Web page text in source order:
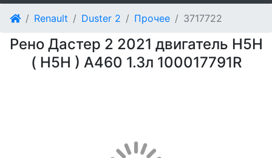
Renault Duster 2 Прочее 3717722
Рено Дастер 2 2021 двигатель H5H
( Н5Н ) A460 1.3л 100017791R